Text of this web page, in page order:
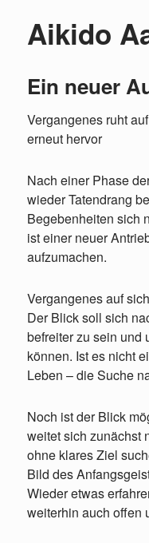
Aikido
Ein neuer
Vergangenes ruht
erneut hervor
Nach einer Phase
wieder Tatendrang
Begebenheiten sich
ist einer neuer
aufzumachen.
Vergangenes auf
Der Blick soll sich
befreiter zu sein und
können. Ist es nicht
Leben – die Suche
Noch ist der Blick
weitet sich zunächst
ohne klares Ziel
Bild des
Wieder etwas
weiterhin auch offen